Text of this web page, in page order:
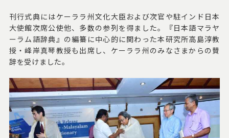
刊行式典にはケーララ州文化大臣および次官や駐インド日本
大使館次席公使他、多数の参列を得ました。『日本語マラヤ
ーラム語辞典』の編纂に中心的に関わった本研究所高島淳教
授・峰岸真琴教授も出席し、ケーララ州のみなさまからの賛
辞を受けました。